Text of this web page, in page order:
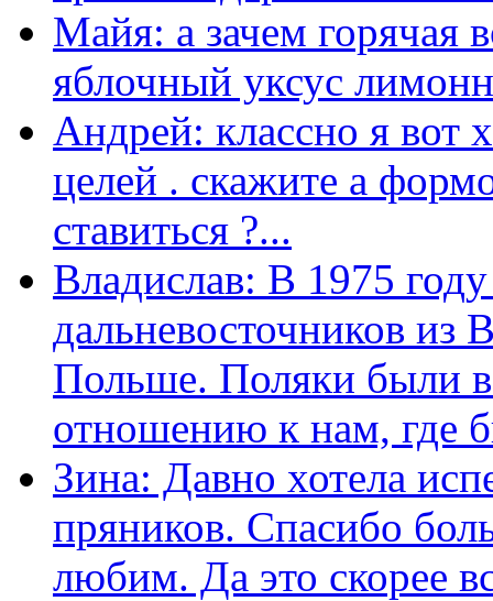
Майя: а зачем горячая
яблочный уксус
Андрей: классно я вот
целей . скажите а
ставиться ?...
Владислав: В 1975
дальневосточников из
Польше. Поляки были
отношению к нам, где
Зина: Давно хотела
пряников. Спасибо
любим. Да это скорее